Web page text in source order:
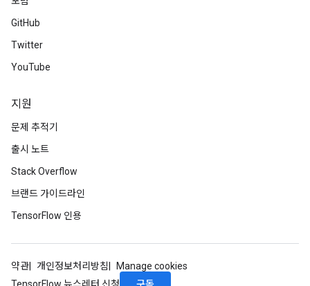
GitHub
Twitter
YouTube
지원
문제 추적기
출시 노트
Stack Overflow
브랜드 가이드라인
TensorFlow 인용
약관 개인정보처리방침
Manage cookies